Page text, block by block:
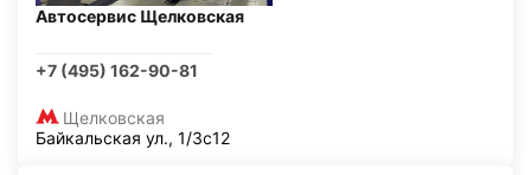
Автосервис Щелковская
+7 (495) 162-90-81
Щелковская
Байкальская ул., 1/3с12